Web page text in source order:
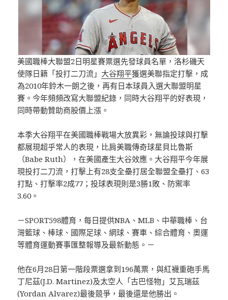
美國職棒大聯盟2日明星賽票選先發球員名單，洛杉磯天
使隊日籍「投打二刀流」 大谷翔平獲選美聯指定打擊，成
為2010年鈴木一朗之後，再有日本球員入選大聯盟明星
賽。今年頻頻改寫大聯盟紀錄，同時大谷翔平的好表現，
同時帶動贊助商股價上漲。
本季大谷翔平在美國職棒戰場大放異彩，無論投球與打擊
都展現超乎常人的表現，比肩美職傳奇球星貝比魯斯
（Babe Ruth），在美國產生大谷效應。大谷翔平今年展
現投打二刀流，打擊上有28支全壘打居全聯盟全壘打、63
打點、打擊率2成77；投球表現則是3勝1敗、防禦率
3.60。
－SPORT598體育，每日提供NBA、MLB、中華職棒、台
灣籃球、棒球、國際足球、網球、賽車、綜合體育、奧運
等體育運動賽事匯整報導及最新動態。－
他在6月28日第一階段票選拿到196萬票，與紅襪重砲手馬
丁尼茲(J.D. Martinez)及太空人「古巴怪物」艾瓦瑞茲
(Yordan Alvarez)最後競爭，最後還是他勝出。